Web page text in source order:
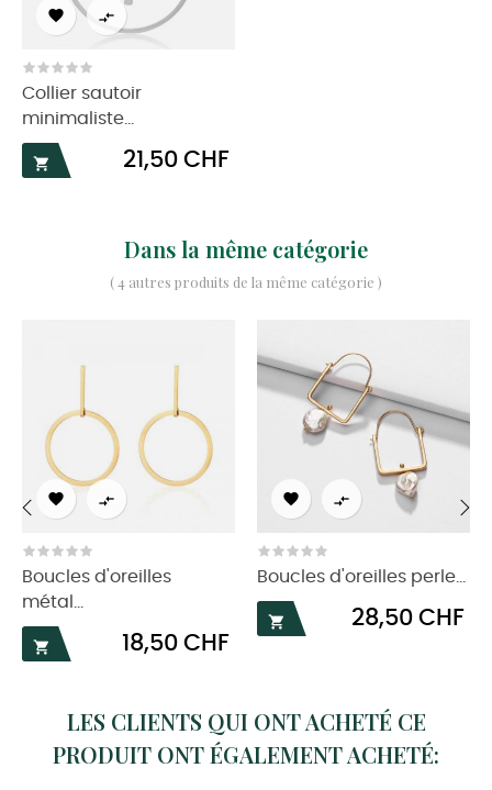
 
Collier sautoir
minimaliste...

Prix
21,50 CHF
Dans la même catégorie
( 4 autres produits de la même catégorie )
 
Boucles d'oreilles
métal...

Prix
18,50 CHF
 
Boucles d'oreilles perle...

Prix
28,50 CHF
‹
LES CLIENTS QUI ONT ACHETÉ CE
PRODUIT ONT ÉGALEMENT ACHETÉ: